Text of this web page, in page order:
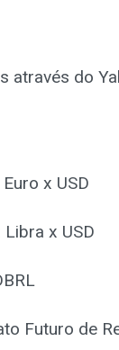
através do
Euro x USD
Libra x USD
Futuro de